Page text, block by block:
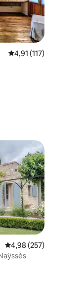
Średnia ocena: 4,91
4,91 (117)
Wybór gości
Średnia ocena: 4,98
4,98 (257)